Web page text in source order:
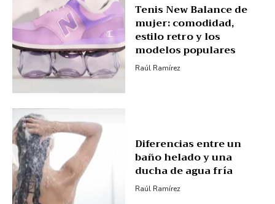
Tenis New Balance de
mujer: comodidad,
estilo retro y los
modelos populares
Raúl Ramírez
Diferencias entre un
baño helado y una
ducha de agua fría
Raúl Ramírez